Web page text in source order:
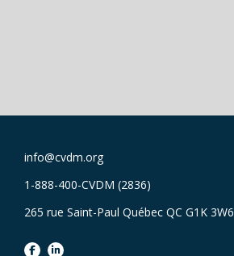
info@cvdm.org
1-888-400-CVDM (2836)
265 rue Saint-Paul Québec QC G1K 3W6
facebooklinkedin